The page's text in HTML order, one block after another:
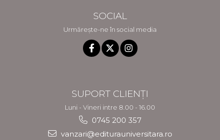
SOCIAL
Urmărește-ne în social media
SUPORT CLIENȚI
Luni - Vineri intre 8.00 - 16.00
0745 200 357
vanzari@editurauniversitara.ro